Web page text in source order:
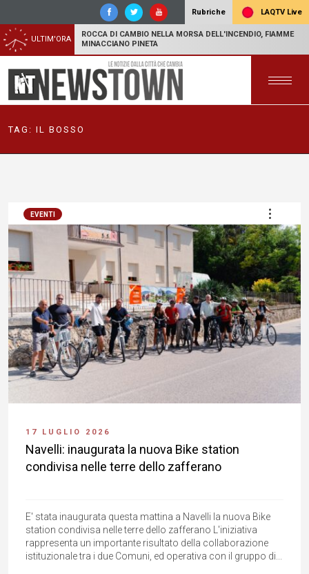
Rubriche LAQTV Live
ULTIM'ORA
ROCCA DI CAMBIO NELLA MORSA DELL'INCENDIO, FIAMME
MINACCIANO PINETA
TAG: IL BOSSO
EVENTI
17 LUGLIO 2026
Navelli: inaugurata la nuova Bike station
condivisa nelle terre dello zafferano
E' stata inaugurata questa mattina a Navelli la nuova Bike
station condivisa nelle terre dello zafferano L'iniziativa
rappresenta un importante risultato della collaborazione
istituzionale tra i due Comuni, ed operativa con il gruppo di...